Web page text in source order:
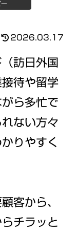
ー
2026.03.17
訪日外国
待や留学
ら多忙で
ない方々
りやすく
客から、
チラッと